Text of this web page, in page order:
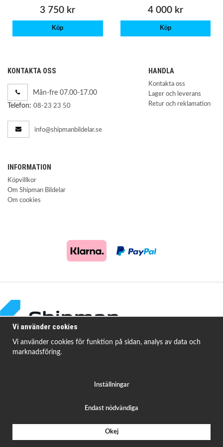
3 750 kr
Köp
4 000 kr
Köp
KONTAKTA OSS
Mån-fre 07.00-17.00
Telefon: 08-23 23 50
info@shipmanbildelar.se
HANDLA
Kontakta oss
Lager och leverans
Retur och reklamation
INFORMATION
Köpvillkor
Om Shipman Bildelar
Om cookies
vanligt förekommande fordonsproblem.
Vi använder cookies
Vi använder cookies för funktion på sidan, analys av data och
marknadsföring.
Inställningar
Endast nödvändiga
Okej